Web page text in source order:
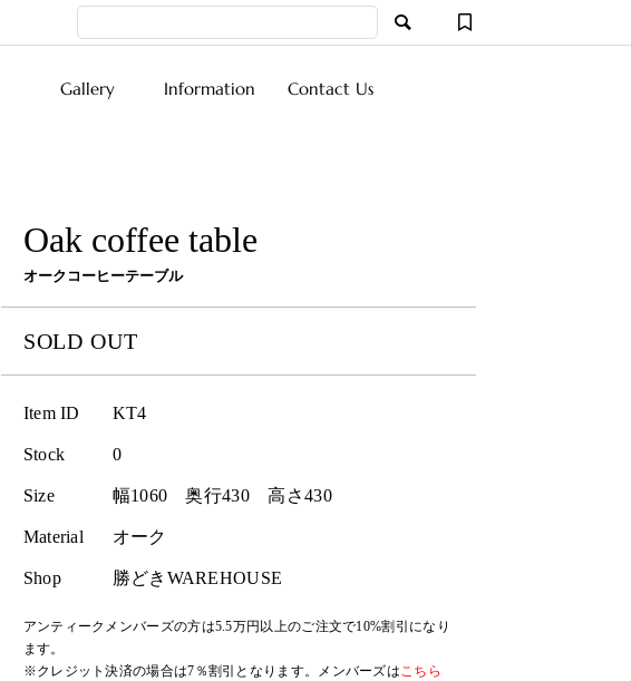
Gallery Information Contact Us
Oak coffee table
オークコーヒーテーブル
SOLD OUT
Item ID KT4
Stock 0
Size 幅1060 奥行430 高さ430
Material オーク
Shop 勝どきWAREHOUSE
アンティークメンバーズの方は5.5万円以上のご注文で10%割引になり
ます。
※クレジット決済の場合は7％割引となります。メンバーズはこちら